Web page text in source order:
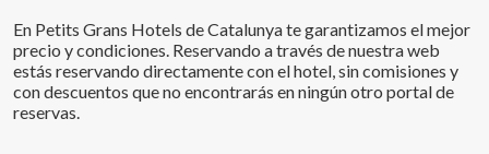
En Petits Grans Hotels de Catalunya te garantizamos el mejor
precio y condiciones. Reservando a través de nuestra web
estás reservando directamente con el hotel, sin comisiones y
con descuentos que no encontrarás en ningún otro portal de
reservas.